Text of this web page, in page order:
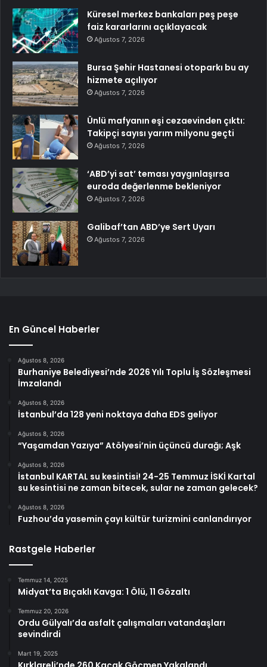
Küresel merkez bankaları peş peşe
faiz kararlarını açıklayacak
Ağustos 7, 2026
Bursa Şehir Hastanesi otoparkı bu ay
hizmete açılıyor
Ağustos 7, 2026
Ünlü mafyanın eşi cezaevinden çıktı:
Takipçi sayısı yarım milyonu geçti
Ağustos 7, 2026
‘ABD’yi sat’ teması yaygınlaşırsa
euroda değerlenme bekleniyor
Ağustos 7, 2026
Galibaf’tan ABD’ye Sert Uyarı
Ağustos 7, 2026
En Güncel Haberler
Ağustos 8, 2026
Burhaniye Belediyesi’nde 2026 Yılı Toplu İş Sözleşmesi
İmzalandı
Ağustos 8, 2026
İstanbul’da 128 yeni noktaya daha EDS geliyor
Ağustos 8, 2026
“Yaşamdan Yazıya” Atölyesi’nin üçüncü durağı; Aşk
Ağustos 8, 2026
İstanbul KARTAL su kesintisi! 24-25 Temmuz İSKİ Kartal
su kesintisi ne zaman bitecek, sular ne zaman gelecek?
Ağustos 8, 2026
Fuzhou’da yasemin çayı kültür turizmini canlandırıyor
Rastgele Haberler
Temmuz 14, 2025
Midyat’ta Bıçaklı Kavga: 1 Ölü, 11 Gözaltı
Temmuz 20, 2026
Ordu Gülyalı’da asfalt çalışmaları vatandaşları
sevindirdi
Mart 19, 2025